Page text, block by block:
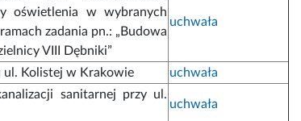
oświetlenia w wybranych
zadania pn.: „Budowa
VIII Dębniki”
uchwała
ul. Kolistej w Krakowie uchwała
sanitarnej przy ul.
uchwała